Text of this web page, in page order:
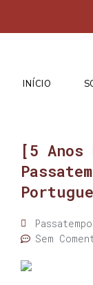
INÍCIO
[5 Anos
Sem